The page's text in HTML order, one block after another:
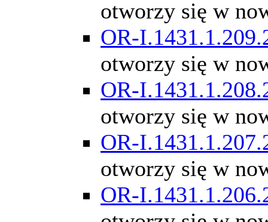
otworzy się w
OR-
otworzy się w
OR-
otworzy się w
OR-
otworzy się w
OR-